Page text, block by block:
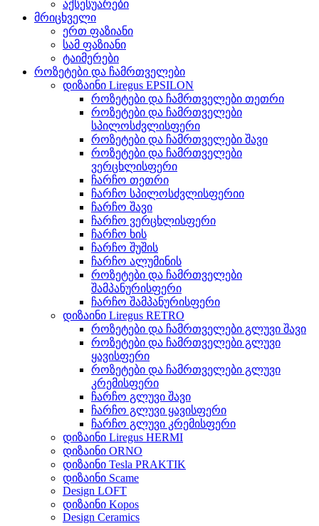
აქსესუარები
მრიცხველი
ერთ ფაზიანი
სამ ფაზიანი
ტაიმერები
როზეტები და ჩამრთველები
დიზაინი Liregus EPSILON
როზეტები და ჩამრთველები თეთრი
როზეტები და ჩამრთველები
სპილოსძვლისფერი
როზეტები და ჩამრთველები შავი
როზეტები და ჩამრთველები
ვერცხლისფერი
ჩარჩო თეთრი
ჩარჩო სპილოსძვლისფერიი
ჩარჩო შავი
ჩარჩო ვერცხლისფერი
ჩარჩო ხის
ჩარჩო შუშის
ჩარჩო ალუმინის
როზეტები და ჩამრთველები
შამპანურისფერი
ჩარჩო შამპანურისფერი
დიზაინი Liregus RETRO
როზეტები და ჩამრთველები გლუვი შავი
როზეტები და ჩამრთველები გლუვი
ყავისფერი
როზეტები და ჩამრთველები გლუვი
კრემისფერი
ჩარჩო გლუვი შავი
ჩარჩო გლუვი ყავისფერი
ჩარჩო გლუვი კრემისფერი
დიზაინი Liregus HERMI
დიზაინი ORNO
დიზაინი Tesla PRAKTIK
დიზაინი Scame
Design LOFT
დიზაინი Kopos
Design Ceramics